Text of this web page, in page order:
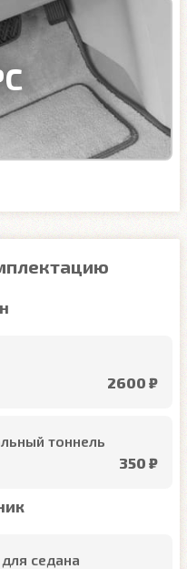
2600 ₽
тоннель
350 ₽
седана